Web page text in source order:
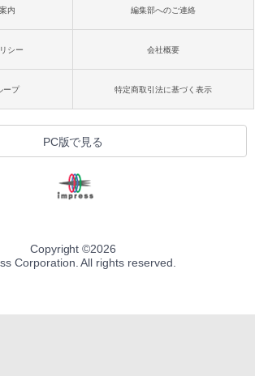
内 編集部へのご連絡
シー 会社概要
ープ 特定商取引法に基づく表示
PC版で見る
Copyright ©2026
Corporation. All rights reserved.